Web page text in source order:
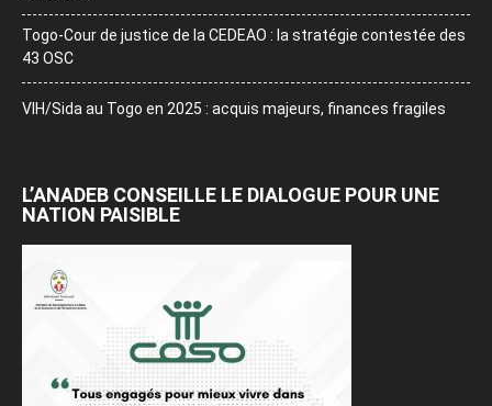
Togo-Cour de justice de la CEDEAO : la stratégie contestée des
43 OSC
VIH/Sida au Togo en 2025 : acquis majeurs, finances fragiles
L’ANADEB CONSEILLE LE DIALOGUE POUR UNE
NATION PAISIBLE